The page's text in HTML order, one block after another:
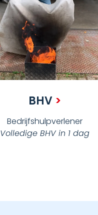
BHV >
Bedrijfshulpverlener
Volledige BHV in 1 dag